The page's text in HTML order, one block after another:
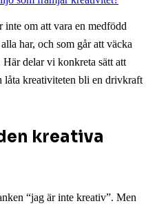
inte om att vara en medfödd
har, och som går att väcka
delar vi konkreta sätt att
låta kreativiteten bli en drivkraft
kreativa
“jag är inte kreativ”. Men